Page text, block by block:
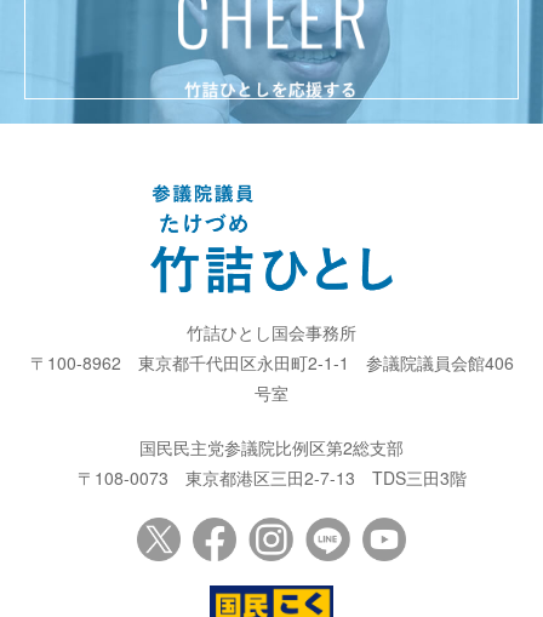
竹詰ひとし国会事務所
〒100-8962
東京都千代田区永田町2-1-1
参議院議員会館406
号室
国民民主党参議院比例区第2総支部
〒108-0073
東京都港区三田2-7-13 TDS三田3階